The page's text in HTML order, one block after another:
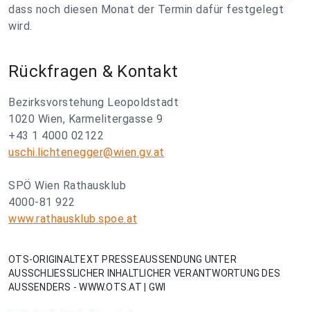
dass noch diesen Monat der Termin dafür festgelegt
wird.
Rückfragen & Kontakt
Bezirksvorstehung Leopoldstadt
1020 Wien, Karmelitergasse 9
+43 1 4000 02122
uschi.lichtenegger@wien.gv.at
SPÖ Wien Rathausklub
4000-81 922
www.rathausklub.spoe.at
OTS-ORIGINALTEXT PRESSEAUSSENDUNG UNTER
AUSSCHLIESSLICHER INHALTLICHER VERANTWORTUNG DES
AUSSENDERS - WWW.OTS.AT | GWI